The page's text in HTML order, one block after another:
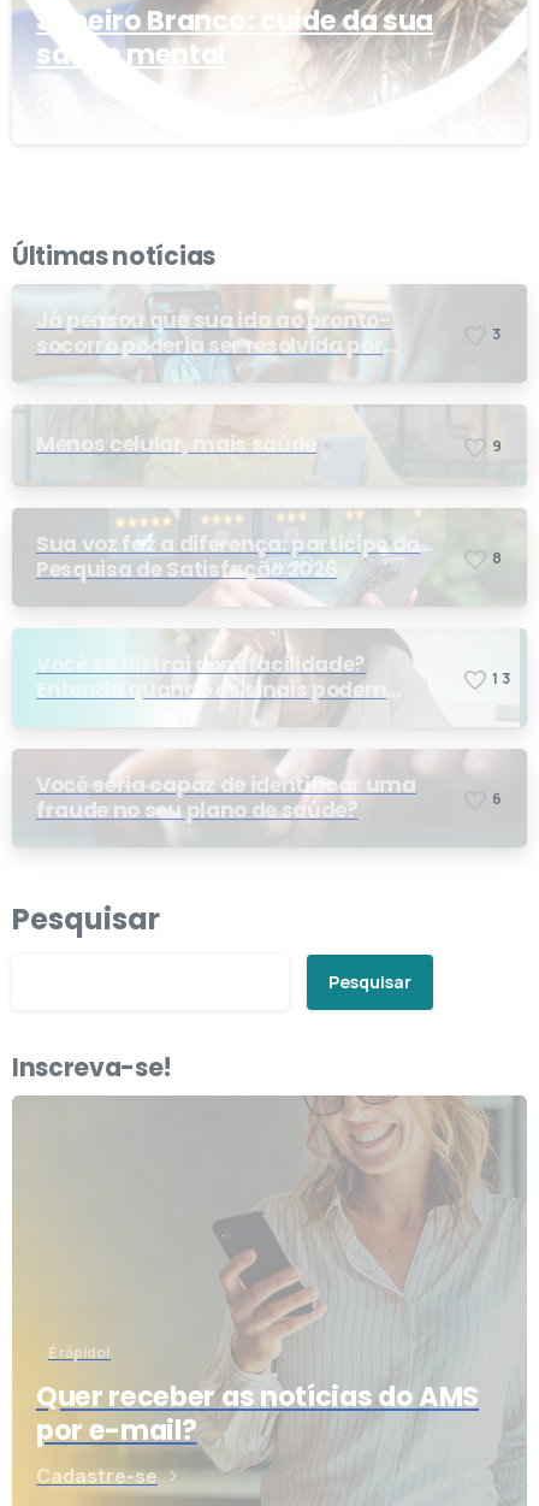
Janeiro Branco: cuide da sua
saúde mental
Últimas notícias
Já pensou que sua ida ao pronto-
socorro poderia ser resolvida por
telemedicina?
3
Menos celular, mais saúde 9
Sua voz faz a diferença: participe da
Pesquisa de Satisfação 2026
8
Você se distrai com facilidade?
Entenda quando os sinais podem
1 3
Você seria capaz de identificar uma
fraude no seu plano de saúde?
6
Pesquisar
Pesquisar
Inscreva-se!
É rápido!
Quer receber as notícias do AMS
por e-mail?
Cadastre-se